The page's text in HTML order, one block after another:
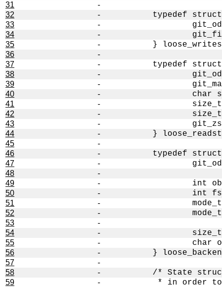
31
-
32
-
33
-
34
-
35
-
36
-
37
-
38
-
39
-
40
-
41
-
42
-
43
-
44
-
45
-
46
-
47
-
48
-
49
-
50
-
51
-
52
-
53
-
54
-
55
-
56
-
57
-
58
-
59
-